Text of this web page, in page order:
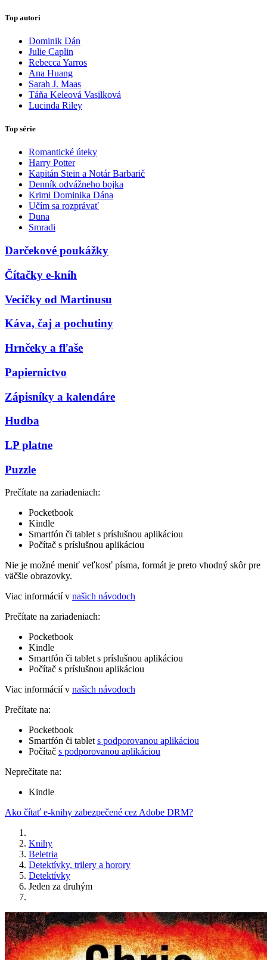
Top autori
Dominik Dán
Julie Caplin
Rebecca Yarros
Ana Huang
Sarah J. Maas
Táňa Keleová Vasilková
Lucinda Riley
Top série
Romantické úteky
Harry Potter
Kapitán Stein a Notár Barbarič
Denník odvážneho bojka
Krimi Dominika Dána
Učím sa rozprávať
Duna
Smradi
Darčekové poukážky
Čítačky e-kníh
Vecičky od Martinusu
Káva, čaj a pochutiny
Hrnčeky a fľaše
Papiernictvo
Zápisníky a kalendáre
Hudba
LP platne
Puzzle
Prečítate na zariadeniach:
Pocketbook
Kindle
Smartfón či tablet s príslušnou aplikáciou
Počítač s príslušnou aplikáciou
Nie je možné meniť veľkosť písma, formát je preto vhodný skôr pre
väčšie obrazovky.
Viac informácií v našich návodoch
Prečítate na zariadeniach:
Pocketbook
Kindle
Smartfón či tablet s príslušnou aplikáciou
Počítač s príslušnou aplikáciou
Viac informácií v našich návodoch
Prečítate na:
Pocketbook
Smartfón či tablet s podporovanou aplikáciou
Počítač s podporovanou aplikáciou
Neprečítate na:
Kindle
Ako čítať e-knihy zabezpečené cez Adobe DRM?
Knihy
Beletria
Detektívky, trilery a horory
Detektívky
Jeden za druhým